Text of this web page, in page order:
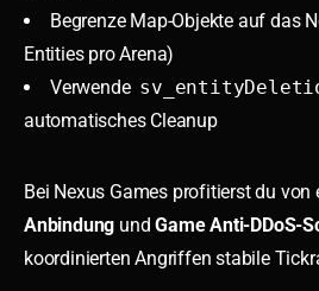
Begrenze Map-Objekte auf das
Entities pro Arena)
Verwende
automatisches Cleanup
Bei Nexus Games profitierst du von
Anbindung undGame Anti-DDoS-
koordinierten Angriffen stabile